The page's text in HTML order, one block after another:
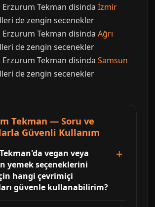
Tekman disinda İzmir
de zengin secenekler
Tekman disinda Ağrı
de zengin secenekler
Tekman disinda Samsun
de zengin secenekler
Tekman — Soru ve
Güvenli Kullanım
vegan veya
yemek seçeneklerini
hangi çevrimiçi
güvenle kullanabilirim?